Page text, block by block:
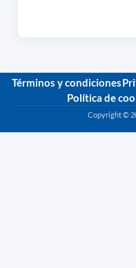
Términos y condiciones
Política de
Copyright ©